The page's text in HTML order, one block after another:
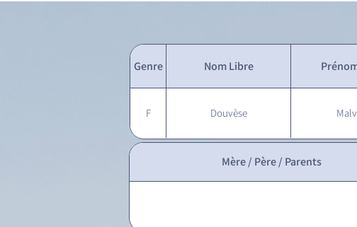
Genre Nom Libre
F Douvèse
Mère / Père / Parents